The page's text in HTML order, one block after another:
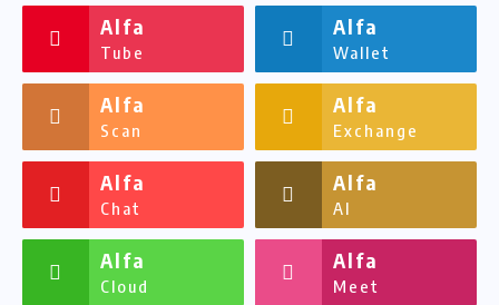
Alfa
Tube
Alfa
Wallet
Alfa
Scan
Alfa
Exchange
Alfa
Chat
Alfa
AI
Alfa
Cloud
Alfa
Meet